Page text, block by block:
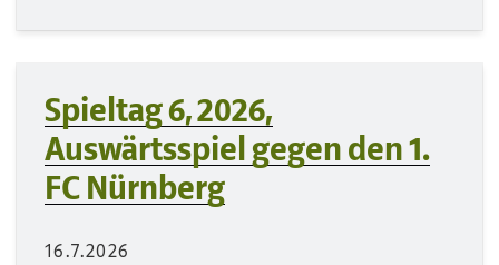
Spieltag 6, 2026,
Auswärtsspiel gegen den 1.
FC Nürnberg
16.7.2026